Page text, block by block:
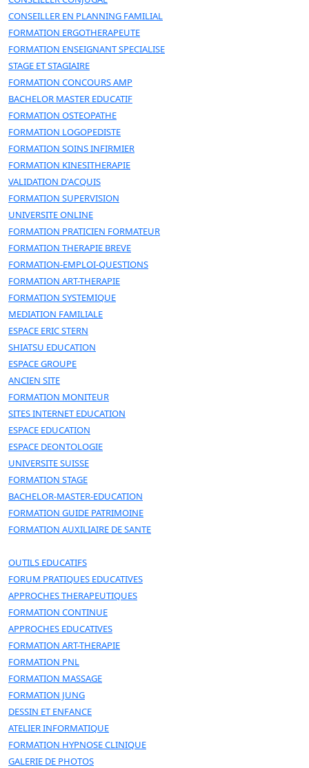
CONSEILLER EN PLANNING FAMILIAL
FORMATION ERGOTHERAPEUTE
FORMATION ENSEIGNANT SPECIALISE
STAGE ET STAGIAIRE
FORMATION CONCOURS AMP
BACHELOR MASTER EDUCATIF
FORMATION OSTEOPATHE
FORMATION LOGOPEDISTE
FORMATION SOINS INFIRMIER
FORMATION KINESITHERAPIE
VALIDATION D'ACQUIS
FORMATION SUPERVISION
UNIVERSITE ONLINE
FORMATION PRATICIEN FORMATEUR
FORMATION THERAPIE BREVE
FORMATION-EMPLOI-QUESTIONS
FORMATION ART-THERAPIE
FORMATION SYSTEMIQUE
MEDIATION FAMILIALE
ESPACE ERIC STERN
SHIATSU EDUCATION
ESPACE GROUPE
ANCIEN SITE
FORMATION MONITEUR
SITES INTERNET EDUCATION
ESPACE EDUCATION
ESPACE DEONTOLOGIE
UNIVERSITE SUISSE
FORMATION STAGE
BACHELOR-MASTER-EDUCATION
FORMATION GUIDE PATRIMOINE
FORMATION AUXILIAIRE DE SANTE
OUTILS EDUCATIFS
FORUM PRATIQUES EDUCATIVES
APPROCHES THERAPEUTIQUES
FORMATION CONTINUE
APPROCHES EDUCATIVES
FORMATION ART-THERAPIE
FORMATION PNL
FORMATION MASSAGE
FORMATION JUNG
DESSIN ET ENFANCE
ATELIER INFORMATIQUE
FORMATION HYPNOSE CLINIQUE
GALERIE DE PHOTOS